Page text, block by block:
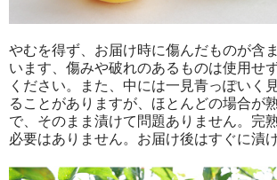
やむを得ず、お届け時に傷んだものが含
います、傷みや破れのあるものは使用せ
ください。また、中には一見青っぽいく
ることがありますが、ほとんどの場合が
で、そのまま漬けて問題ありません。完
必要はありません。お届け後はすぐに漬